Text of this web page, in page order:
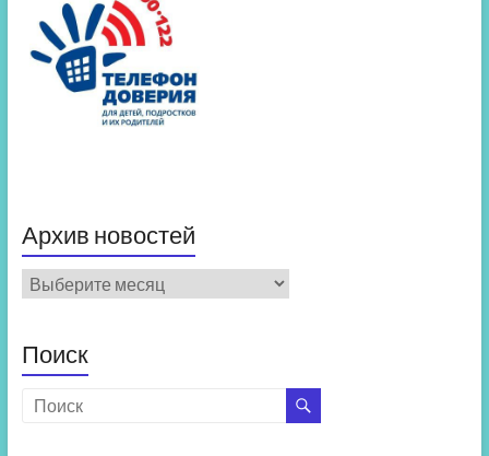
Архив новостей
Архив
новостей
Поиск